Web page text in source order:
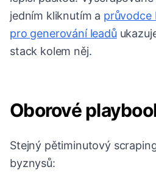
jedním kliknutím a průvodce
pro generování leadů
stack kolem něj.
Oborové
Stejný pětiminutový
byznysů: